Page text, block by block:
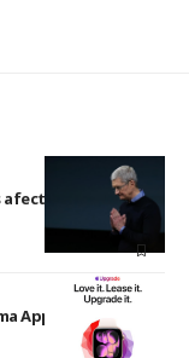
afectadas por los
Apple Upgrade